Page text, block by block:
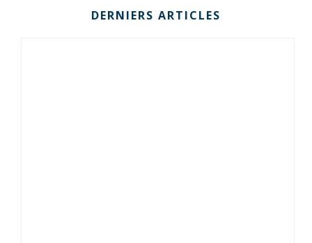
DERNIERS ARTICLES